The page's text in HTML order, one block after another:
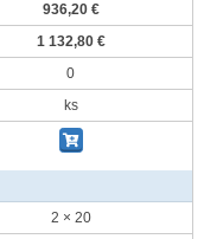
936,20 €
1 132,80 €
0
ks
2 × 20